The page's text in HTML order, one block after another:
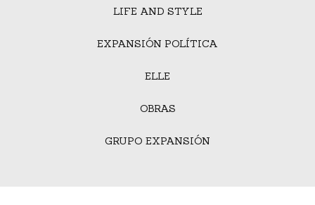
LIFE AND STYLE
EXPANSIÓN POLÍTICA
ELLE
OBRAS
GRUPO EXPANSIÓN